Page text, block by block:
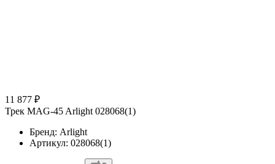
11 877 ₽
Трек MAG-45 Arlight 028068(1)
Бренд: Arlight
Артикул: 028068(1)